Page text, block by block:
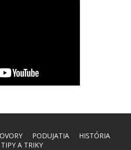
PODUJATIA
HISTÓRIA
TIPY A TRIKY